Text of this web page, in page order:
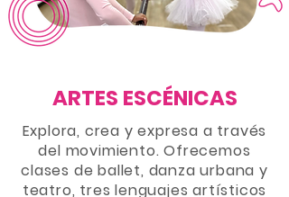
ARTES ESCÉNICAS
Explora, crea y expresa a través
del movimiento. Ofrecemos
clases de ballet, danza urbana y
teatro, tres lenguajes artísticos